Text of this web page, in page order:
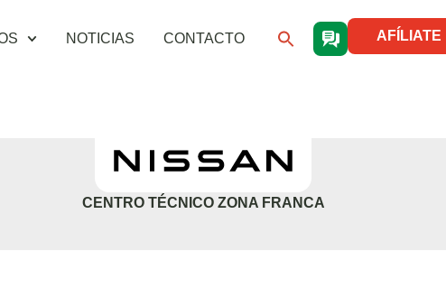
NOTICIAS CONTACTO AFÍLIATE
CENTRO TÉCNICO ZONA FRANCA